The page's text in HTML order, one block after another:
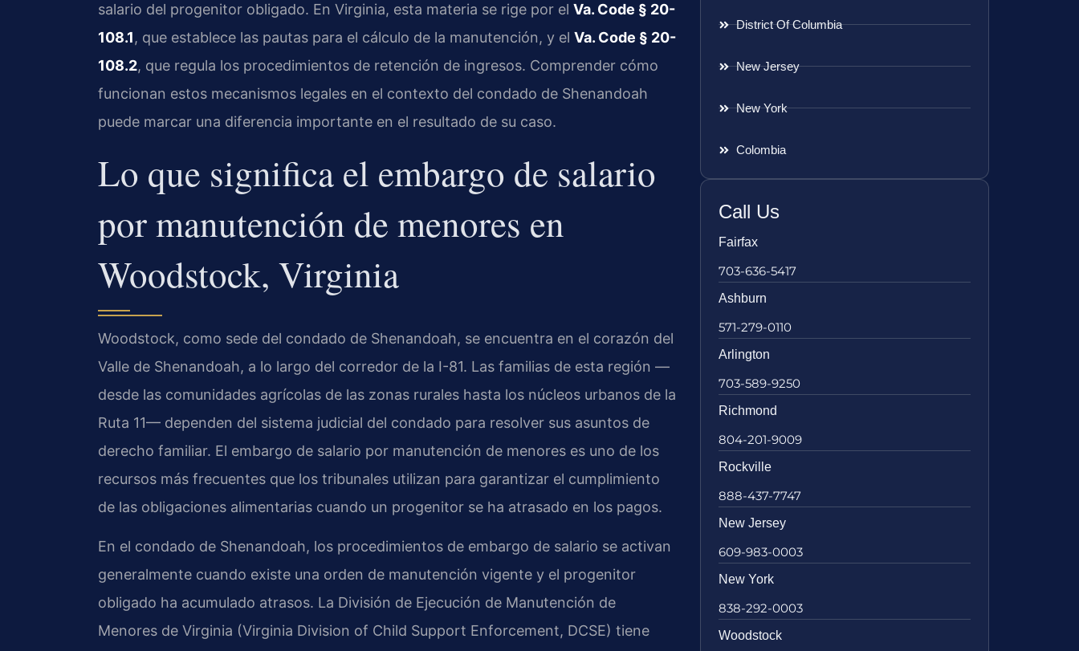
salario del progenitor obligado. En Virginia, esta materia se rige por el Va. Code § 20-
108.1, que establece las pautas para el cálculo de la manutención, y el Va. Code § 20-
108.2, que regula los procedimientos de retención de ingresos. Comprender cómo
funcionan estos mecanismos legales en el contexto del condado de Shenandoah
puede marcar una diferencia importante en el resultado de su caso.
Lo que significa el embargo de salario
por manutención de menores en
Woodstock, Virginia
Woodstock, como sede del condado de Shenandoah, se encuentra en el corazón del
Valle de Shenandoah, a lo largo del corredor de la I-81. Las familias de esta región —
desde las comunidades agrícolas de las zonas rurales hasta los núcleos urbanos de la
Ruta 11— dependen del sistema judicial del condado para resolver sus asuntos de
derecho familiar. El embargo de salario por manutención de menores es uno de los
recursos más frecuentes que los tribunales utilizan para garantizar el cumplimiento
de las obligaciones alimentarias cuando un progenitor se ha atrasado en los pagos.
En el condado de Shenandoah, los procedimientos de embargo de salario se activan
generalmente cuando existe una orden de manutención vigente y el progenitor
obligado ha acumulado atrasos. La División de Ejecución de Manutención de
Menores de Virginia (Virginia Division of Child Support Enforcement, DCSE) tiene
District Of Columbia
New Jersey
New York
Colombia
Call Us
Fairfax
703-636-5417
Ashburn
571-279-0110
Arlington
703-589-9250
Richmond
804-201-9009
Rockville
888-437-7747
New Jersey
609-983-0003
New York
838-292-0003
Woodstock